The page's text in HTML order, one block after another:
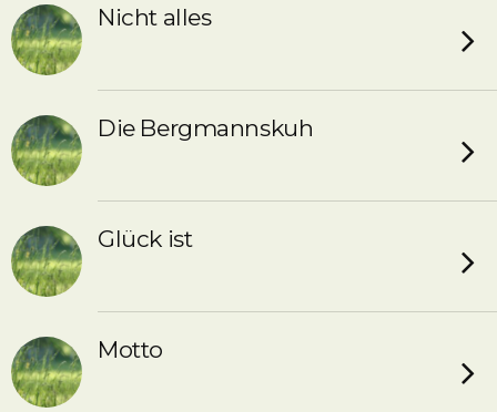
Nicht alles
Die Bergmannskuh
Glück ist
Motto